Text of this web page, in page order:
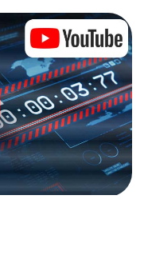
è il suo campo di
per la sua avventura
smartphone con
dà accesso alla
nulla per
interattivi, minigiochi
le spie nemiche e
sua parte. In questo
e la sua squadra
A differenza di
immortalati nel
e avrete